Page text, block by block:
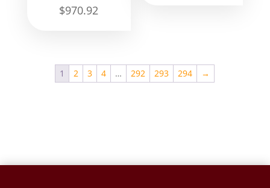
$970.92
1 2 3 4 … 292 293 294 →